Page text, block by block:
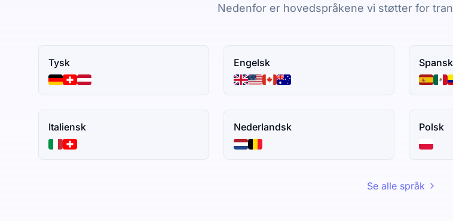
Nedenfor er hovedspråkene vi støtter for
Tysk Engelsk Spansk
Italiensk Nederlandsk Polsk
Se alle språk